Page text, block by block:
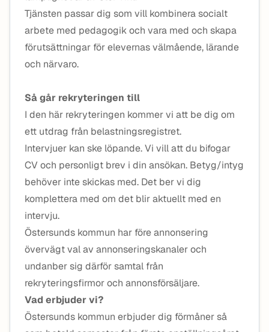
Tjänsten passar dig som vill kombinera socialt
arbete med pedagogik och vara med och skapa
förutsättningar för elevernas välmående, lärande
och närvaro.
Så går rekryteringen till
I den här rekryteringen kommer vi att be dig om
ett utdrag från belastningsregistret.
Intervjuer kan ske löpande. Vi vill att du bifogar
CV och personligt brev i din ansökan. Betyg/intyg
behöver inte skickas med. Det ber vi dig
komplettera med om det blir aktuellt med en
intervju.
Östersunds kommun har före annonsering
övervägt val av annonseringskanaler och
undanber sig därför samtal från
rekryteringsfirmor och annonsförsäljare.
Vad erbjuder vi?
Östersunds kommun erbjuder dig förmåner så